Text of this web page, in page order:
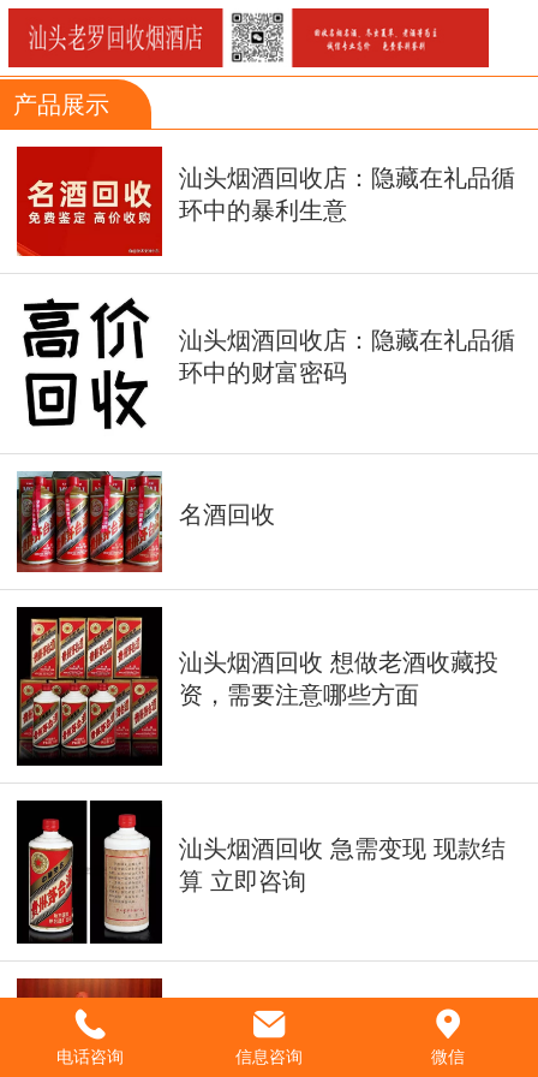
产品展示
汕头烟酒回收店：隐藏在礼品循
环中的暴利生意
汕头烟酒回收店：隐藏在礼品循
环中的财富密码
名酒回收
汕头烟酒回收 想做老酒收藏投
资，需要注意哪些方面
汕头烟酒回收 急需变现 现款结
算 立即咨询
汕头老酒回收_汕头老罗烟酒中心
电话咨询 信息咨询 微信